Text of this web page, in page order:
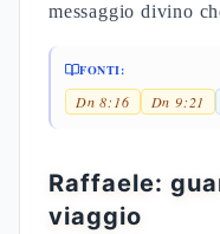
messaggio divino
FONTI:
Dn 8:16 Dn 9:21
Raffaele:
viaggio